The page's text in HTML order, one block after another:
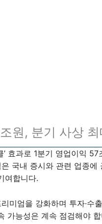
원, 분기 사상 최
효과로 1분기 영업이익
국내 증시와 관련 업종에
여합니다.
미엄을 강화하며 투자·수
가능성은 계속 점검해야